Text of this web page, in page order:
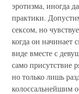
эротизма, иногда
практики.
сексом, но
когда он начинает
виде вместе с
само присутствие
но только лишь
колоссальнейшим